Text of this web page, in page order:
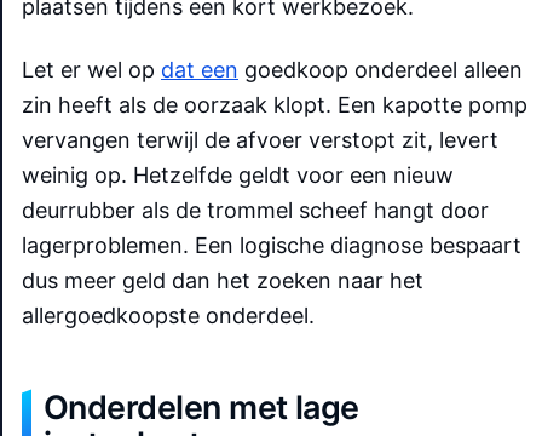
plaatsen tijdens een kort werkbezoek.
Let er wel op dat een goedkoop onderdeel alleen
zin heeft als de oorzaak klopt. Een kapotte pomp
vervangen terwijl de afvoer verstopt zit, levert
weinig op. Hetzelfde geldt voor een nieuw
deurrubber als de trommel scheef hangt door
lagerproblemen. Een logische diagnose bespaart
dus meer geld dan het zoeken naar het
allergoedkoopste onderdeel.
Onderdelen met lage